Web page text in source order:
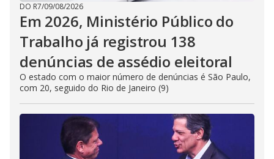
DO R7/09/08/2026
Em 2026, Ministério Público do
Trabalho já registrou 138
denúncias de assédio eleitoral
O estado com o maior número de denúncias é São Paulo,
com 20, seguido do Rio de Janeiro (9)